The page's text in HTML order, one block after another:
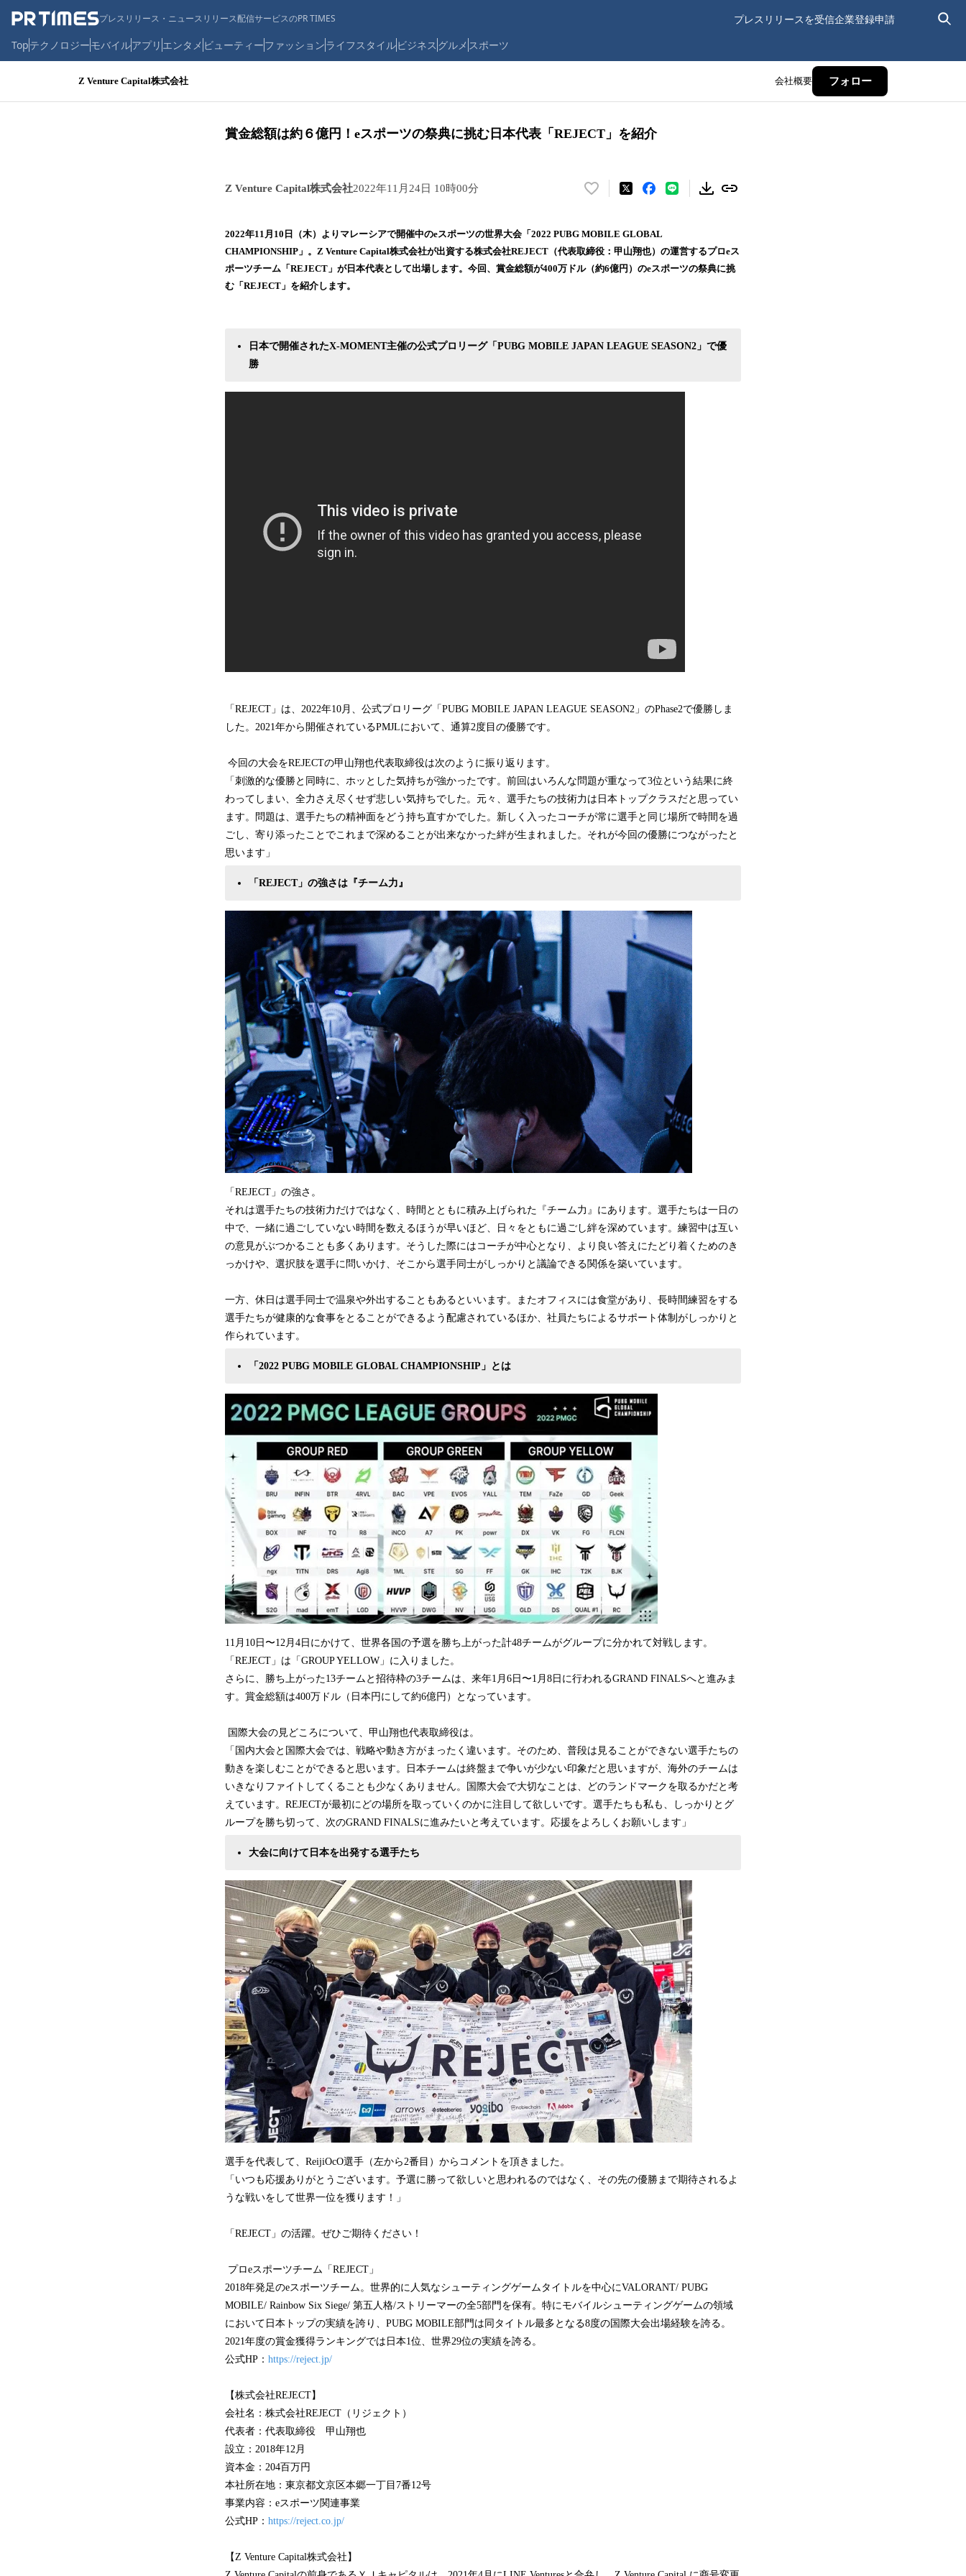
プレスリリース・ニュースリリース配信サービスのPR TIMES プレスリリースを受信企業登録申請
Topテクノロジーモバイルアプリ エンタメ ビューティーファッションライフスタイルビジネス グルメ スポーツ
Z Venture Capital株式会社 会社概要 フォロー
賞金総額は約６億円！eスポーツの祭典に挑む日本代表「REJECT」を紹介
Z Venture Capital株式会社2022年11月24日 10時00分
い
！
数
を
中
2022年11月10日（木）よりマレーシアで開催中のeスポーツの世界大会「2022 PUBG MOBILE GLOBAL
CHAMPIONSHIP」。Z Venture Capital株式会社が出資する株式会社REJECT（代表取締役：甲山翔也）の運営するプロeス
ポーツチーム「REJECT」が日本代表として出場します。今回、賞金総額が400万ドル（約6億円）のeスポーツの祭典に挑
む「REJECT」を紹介します。
日本で開催されたX-MOMENT主催の公式プロリーグ「PUBG MOBILE JAPAN LEAGUE SEASON2」で優
勝
「REJECT」は、2022年10月、公式プロリーグ「PUBG MOBILE JAPAN LEAGUE SEASON2」のPhase2で優勝しま
した。2021年から開催されているPMJLにおいて、通算2度目の優勝です。
今回の大会をREJECTの甲山翔也代表取締役は次のように振り返ります。
「刺激的な優勝と同時に、ホッとした気持ちが強かったです。前回はいろんな問題が重なって3位という結果に終
わってしまい、全力さえ尽くせず悲しい気持ちでした。元々、選手たちの技術力は日本トップクラスだと思ってい
ます。問題は、選手たちの精神面をどう持ち直すかでした。新しく入ったコーチが常に選手と同じ場所で時間を過
ごし、寄り添ったことでこれまで深めることが出来なかった絆が生まれました。それが今回の優勝につながったと
思います」
「REJECT」の強さは『チーム力』
「REJECT」の強さ。
それは選手たちの技術力だけではなく、時間とともに積み上げられた『チーム力』にあります。選手たちは一日の
中で、一緒に過ごしていない時間を数えるほうが早いほど、日々をともに過ごし絆を深めています。練習中は互い
の意見がぶつかることも多くあります。そうした際にはコーチが中心となり、より良い答えにたどり着くためのき
っかけや、選択肢を選手に問いかけ、そこから選手同士がしっかりと議論できる関係を築いています。
一方、休日は選手同士で温泉や外出することもあるといいます。またオフィスには食堂があり、長時間練習をする
選手たちが健康的な食事をとることができるよう配慮されているほか、社員たちによるサポート体制がしっかりと
作られています。
「2022 PUBG MOBILE GLOBAL CHAMPIONSHIP」とは
11月10日〜12月4日にかけて、世界各国の予選を勝ち上がった計48チームがグループに分かれて対戦します。
「REJECT」は「GROUP YELLOW」に入りました。
さらに、勝ち上がった13チームと招待枠の3チームは、来年1月6日〜1月8日に行われるGRAND FINALSへと進みま
す。賞金総額は400万ドル（日本円にして約6億円）となっています。
国際大会の見どころについて、甲山翔也代表取締役は。
「国内大会と国際大会では、戦略や動き方がまったく違います。そのため、普段は見ることができない選手たちの
動きを楽しむことができると思います。日本チームは終盤まで争いが少ない印象だと思いますが、海外のチームは
いきなりファイトしてくることも少なくありません。国際大会で大切なことは、どのランドマークを取るかだと考
えています。REJECTが最初にどの場所を取っていくのかに注目して欲しいです。選手たちも私も、しっかりとグ
ループを勝ち切って、次のGRAND FINALSに進みたいと考えています。応援をよろしくお願いします」
大会に向けて日本を出発する選手たち
選手を代表して、ReijiOcO選手（左から2番目）からコメントを頂きました。
「いつも応援ありがとうございます。予選に勝って欲しいと思われるのではなく、その先の優勝まで期待されるよ
うな戦いをして世界一位を獲ります！」
「REJECT」の活躍。ぜひご期待ください！
プロeスポーツチーム「REJECT」
2018年発足のeスポーツチーム。世界的に人気なシューティングゲームタイトルを中心にVALORANT/ PUBG
MOBILE/ Rainbow Six Siege/ 第五人格/ストリーマーの全5部門を保有。特にモバイルシューティングゲームの領域
において日本トップの実績を誇り、PUBG MOBILE部門は同タイトル最多となる8度の国際大会出場経験を誇る。
2021年度の賞金獲得ランキングでは日本1位、世界29位の実績を誇る。
公式HP： https://reject.jp/
【株式会社REJECT】
会社名：株式会社REJECT（リジェクト）
代表者：代表取締役 甲山翔也
設立：2018年12月
資本金：204百万円
本社所在地：東京都文京区本郷一丁目7番12号
事業内容：eスポーツ関連事業
公式HP： https://reject.co.jp/
【Z Venture Capital株式会社】